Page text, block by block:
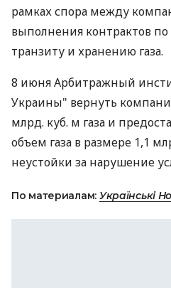
рамках спора между
выполнения контрактов
транзиту и хранению газа.
8 июня Арбитражный
Украины" вернуть
млрд. куб. м газа и
объем газа в размере 1,1
неустойки за нарушение
По материалам: Українські